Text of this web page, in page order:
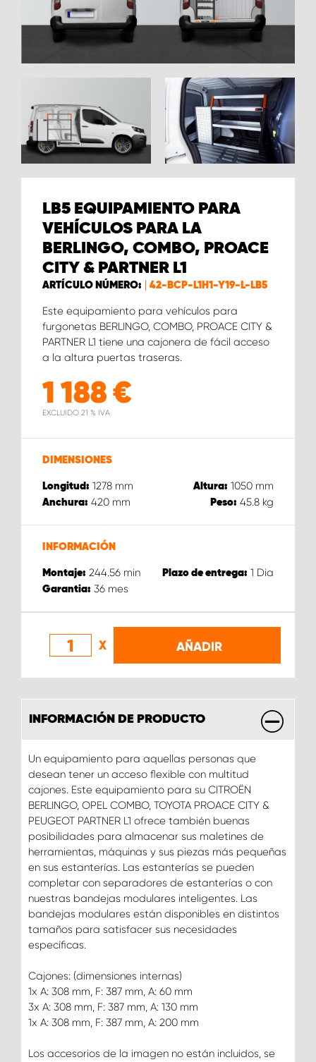
LB5 EQUIPAMIENTO PARA
VEHÍCULOS PARA LA
BERLINGO, COMBO, PROACE
CITY & PARTNER L1
ARTÍCULO NÚMERO: 42-BCP-L1H1-Y19-L-LB5
Este equipamiento para vehículos para
furgonetas BERLINGO, COMBO, PROACE CITY &
PARTNER L1 tiene una cajonera de fácil acceso
a la altura puertas traseras.
1 188 €
EXCLUIDO 21 % IVA
DIMENSIONES
Longitud: 1278 mm Altura: 1050 mm
Anchura: 420 mm Peso: 45.8 kg
INFORMACIÓN
Montaje: 244.56 min Plazo de entrega: 1 Dia
Garantia: 36 mes
X AÑADIR
INFORMACIÓN DE PRODUCTO
Un equipamiento para aquellas personas que
desean tener un acceso flexible con multitud
cajones. Este equipamiento para su CITROËN
BERLINGO, OPEL COMBO, TOYOTA PROACE CITY &
PEUGEOT PARTNER L1 ofrece también buenas
posibilidades para almacenar sus maletines de
herramientas, máquinas y sus piezas más pequeñas
en sus estanterías. Las estanterías se pueden
completar con separadores de estanterías o con
nuestras bandejas modulares inteligentes. Las
bandejas modulares están disponibles en distintos
tamaños para satisfacer sus necesidades
específicas.
Cajones: (dimensiones internas)
1x A: 308 mm, F: 387 mm, A: 60 mm
3x A: 308 mm, F: 387 mm, A: 130 mm
1x A: 308 mm, F: 387 mm, A: 200 mm
Los accesorios de la imagen no están incluidos, se